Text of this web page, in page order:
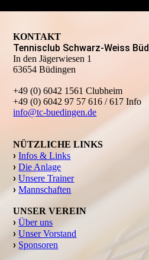
KONTAKT
Tennisclub Schwarz-Weiss
In den Jägerwiesen 1
63654 Büdingen
+49 (0) 6042 1561 Clubheim
+49 (0) 6042 97 57 616 / 617 Info
info@tc-buedingen.de
NÜTZLICHE LINKS
› Infos & Links
› Die Anlage
› Unsere Trainer
› Mannschaften
UNSER VEREIN
› Über uns
› Unser Vorstand
› Sponsoren